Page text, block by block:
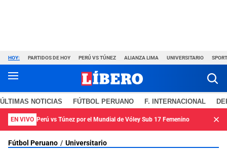
HOY: PARTIDOS DE HOY PERÚ VS TÚNEZ ALIANZA LIMA UNIVERSITARIO
ÚLTIMAS NOTICIAS FÚTBOL PERUANO F. INTERNACIONAL
EN VIVO Perú vs Túnez por el Mundial de Vóley Sub 17 Femenino
Fútbol Peruano Universitario